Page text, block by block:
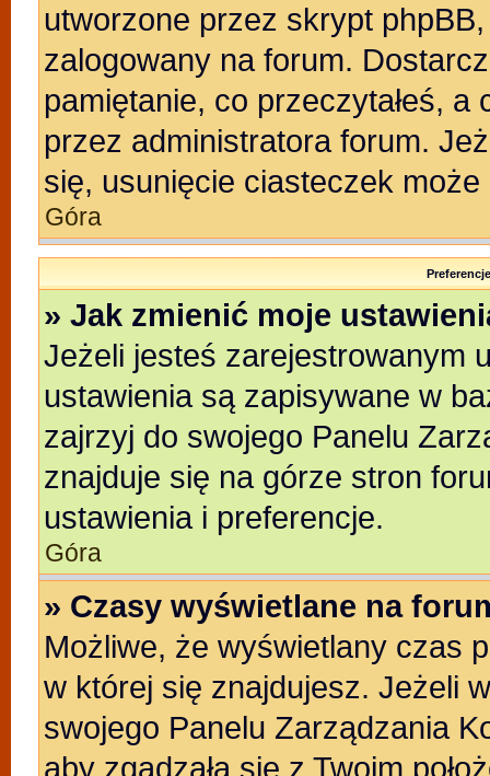
utworzone przez skrypt
zalogowany na forum.
pamiętanie, co przeczytałeś, a
przez administratora forum.
się, usunięcie ciasteczek może
Góra
» Jak zmienić moje
Jeżeli jesteś zarejestrowanym
ustawienia są zapisywane w
zajrzyj do swojego Panelu
znajduje się na górze stron
ustawienia i preferencje.
Góra
» Czasy wyświetlane na
Możliwe, że wyświetlany czas
w której się znajdujesz. Jeżeli
swojego Panelu Zarządzania
aby zgadzała się z Twoim